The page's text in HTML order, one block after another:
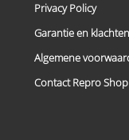
Privacy Policy
Garantie en klachten
Algemene
Contact Repro Shop